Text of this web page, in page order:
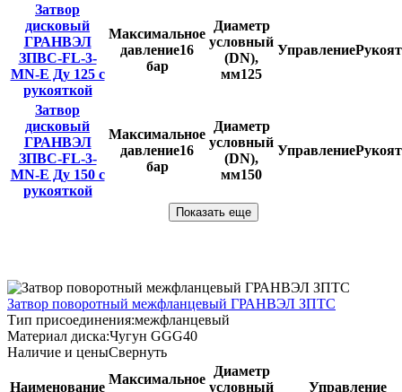
Затвор
дисковый
ГРАНВЭЛ
ЗПВС-FL-3-
MN-E Ду 125 с
рукояткой
Максимальное
давление16
бар
Диаметр
условный
(DN),
мм125
Управление
Затвор
дисковый
ГРАНВЭЛ
ЗПВС-FL-3-
MN-E Ду 150 с
рукояткой
Максимальное
давление16
бар
Диаметр
условный
(DN),
мм150
Управление
Показать еще
Затвор поворотный межфланцевый ГРАНВЭЛ ЗПТС
Тип присоединения:межфланцевый
Материал диска:Чугун GGG40
Наличие и ценыСвернуть
Наименование
Максимальное
Диаметр
условный
Управление